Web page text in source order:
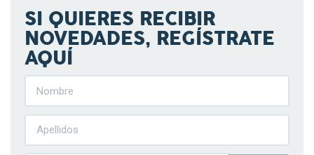
SI QUIERES RECIBIR
NOVEDADES, REGÍSTRATE
AQUÍ